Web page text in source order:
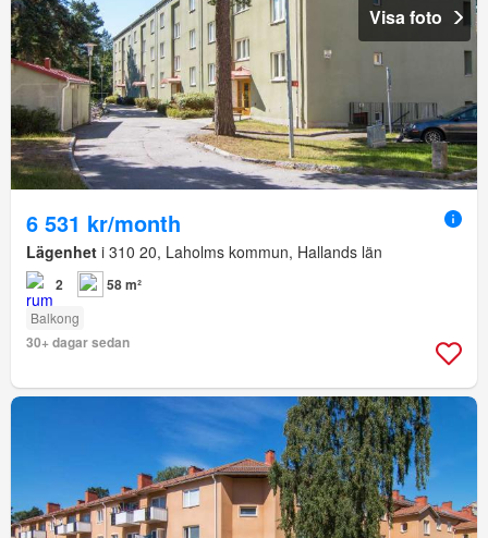
Visa foto
6 531 kr/month
Lägenhet i 310 20, Laholms kommun, Hallands län
2 58 m²
Balkong
30+ dagar sedan